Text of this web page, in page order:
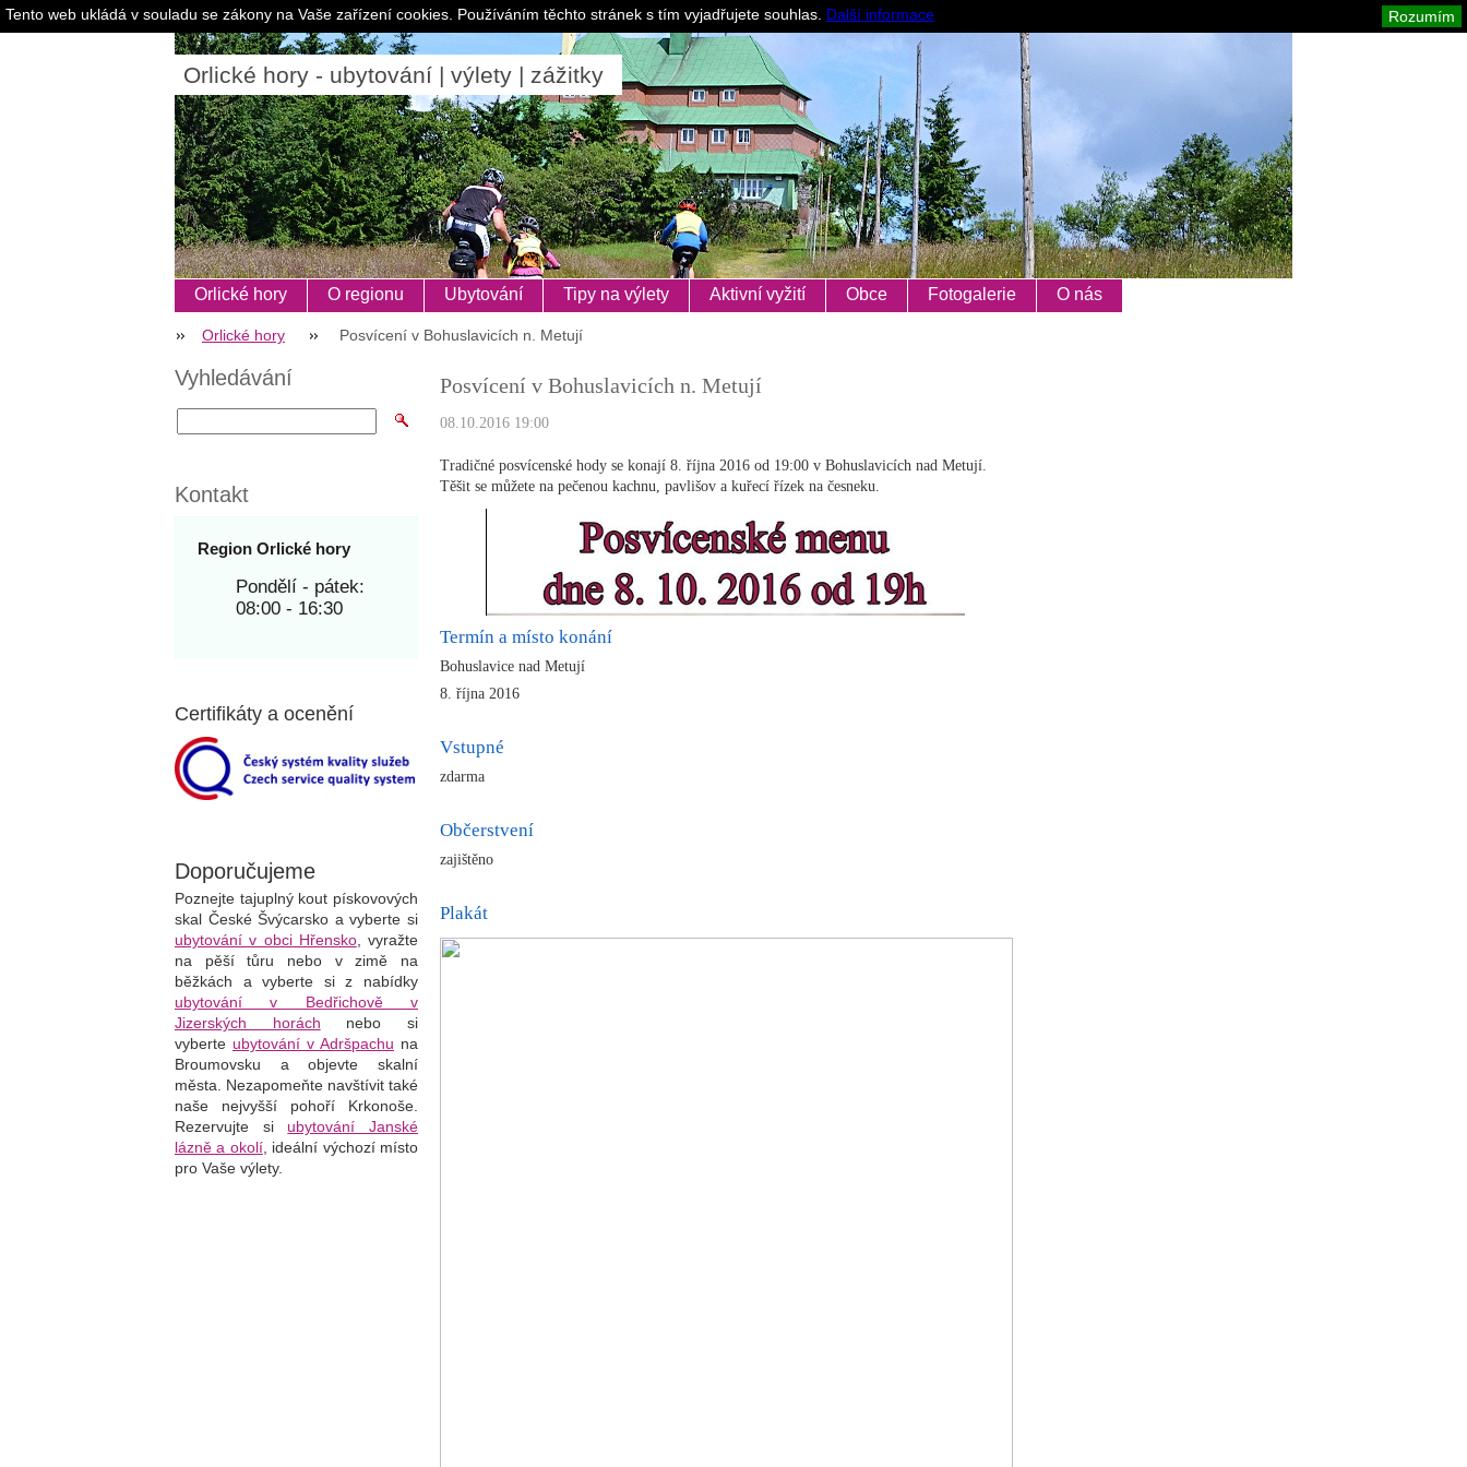
Orlické hory - ubytování | výlety | zážitky
Pro ubytovatele
Orlické hory O regionu Ubytování Tipy na výlety Aktivní vyžití Obce Fotogalerie O nás
Orlické hory Posvícení v Bohuslavicích n. Metují
Posvícení v Bohuslavicích n. Metují
08.10.2016 19:00
Tradičné posvícenské hody se konají 8. října 2016 od 19:00 v Bohuslavicích nad Metují.
Těšit se můžete na pečenou kachnu, pavlišov a kuřecí řízek na česneku.
Termín a místo konání
Bohuslavice nad Metují
8. října 2016
Vstupné
zdarma
Občerstvení
zajištěno
Plakát
Vyhledávání
Kontakt
Region Orlické hory
Pondělí - pátek:
08:00 - 16:30
Certifikáty a ocenění
Doporučujeme
Poznejte tajuplný kout pískovových
skal České Švýcarsko a vyberte si
ubytování v obci Hřensko, vyražte
na pěší tůru nebo v zimě na
běžkách a vyberte si z nabídky
ubytování v Bedřichově v
Jizerských horách nebo si
vyberte ubytování v Adršpachu na
Broumovsku a objevte skalní
města. Nezapomeňte navštívit také
naše nejvyšší pohoří Krkonoše.
Rezervujte si ubytování Janské
lázně a okolí, ideální výchozí místo
pro Vaše výlety.
Tento web ukládá v souladu se zákony na Vaše zařízení cookies. Používáním těchto stránek s tím vyjadřujete souhlas. Rozumím
Další informace